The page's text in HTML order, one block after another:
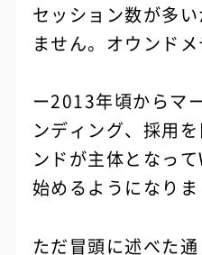
セッション数が多
ません。オウンドメ
ー2013年頃からマ
ンディング、採用
ンドが主体となっ
始めるようになりま
ただ冒頭に述べた